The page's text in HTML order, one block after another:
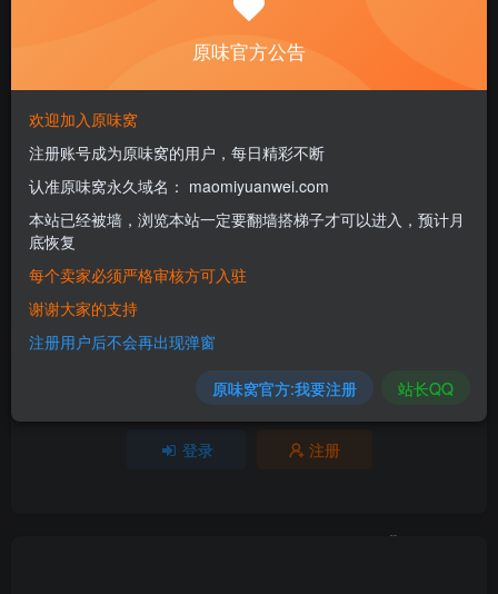
登录后继续查看
评分
请登录后发表评论
登录 注册
原味官方公告
欢迎加入原味窝
注册账号成为原味窝的用户，每日精彩不断
认准原味窝永久域名： maomiyuanwei.com
本站已经被墙，浏览本站一定要翻墙搭梯子才可以进入，预计月
底恢复
每个卖家必须严格审核方可入驻
谢谢大家的支持
注册用户后不会再出现弹窗
原味窝官方:我要注册 站长QQ